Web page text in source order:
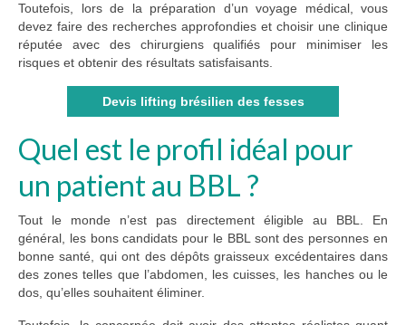
Toutefois, lors de la préparation d’un voyage médical, vous
devez faire des recherches approfondies et choisir une clinique
réputée avec des chirurgiens qualifiés pour minimiser les
risques et obtenir des résultats satisfaisants.
Devis lifting brésilien des fesses
Quel est le profil idéal pour
un patient au BBL ?
Tout le monde n’est pas directement éligible au BBL. En
général, les bons candidats pour le BBL sont des personnes en
bonne santé, qui ont des dépôts graisseux excédentaires dans
des zones telles que l’abdomen, les cuisses, les hanches ou le
dos, qu’elles souhaitent éliminer.